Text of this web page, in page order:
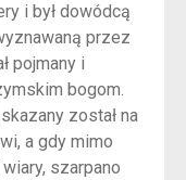
i był dowódcą
przez
pojmany i
bogom.
został na
a gdy mimo
szarpano